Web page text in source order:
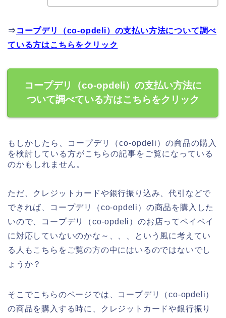
⇒ コープデリ（co-opdeli）の支払い方法について調べ
ている方はこちらをクリック
コープデリ（co-opdeli）の支払い方法に
ついて調べている方はこちらをクリック
もしかしたら、コープデリ（co-opdeli）の商品の購入
を検討している方がこちらの記事をご覧になっている
のかもしれません。
ただ、クレジットカードや銀行振り込み、代引などで
できれば、コープデリ（co-opdeli）の商品を購入した
いので、コープデリ（co-opdeli）のお店ってペイペイ
に対応していないのかな～、、、という風に考えてい
る人もこちらをご覧の方の中にはいるのではないでし
ょうか？
そこでこちらのページでは、コープデリ（co-opdeli）
の商品を購入する時に、クレジットカードや銀行振り